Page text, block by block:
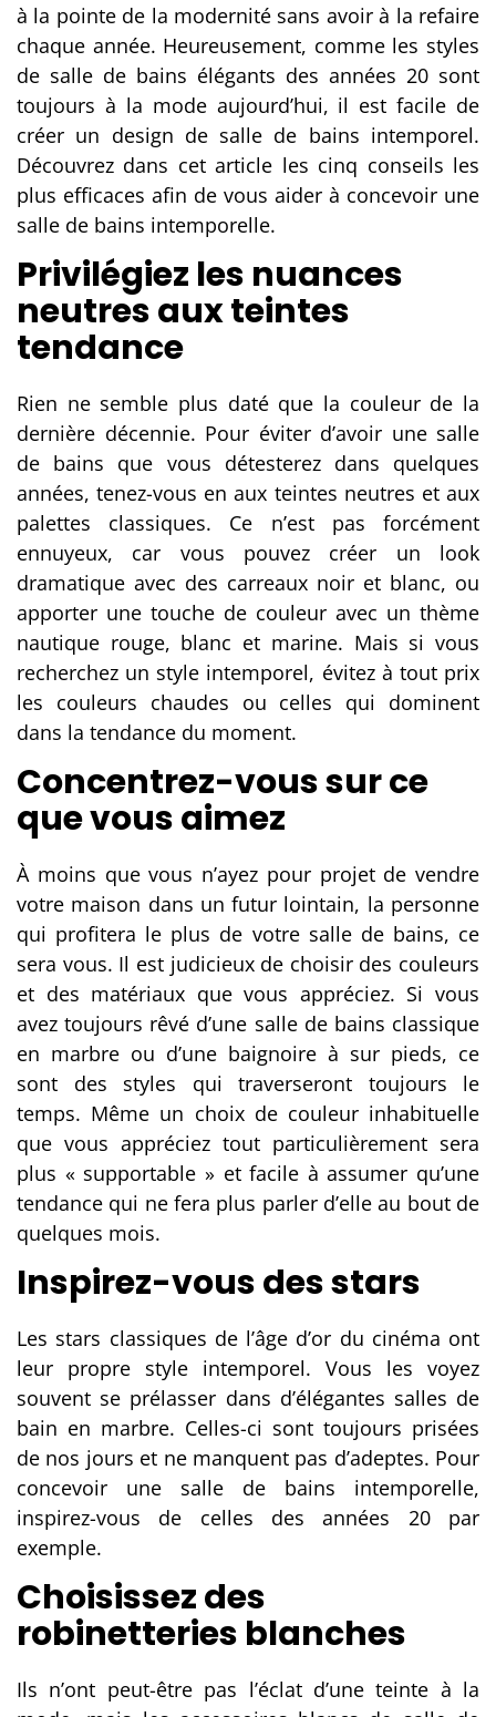
à la pointe de la modernité sans avoir à la refaire
chaque année. Heureusement, comme les styles
de salle de bains élégants des années 20 sont
toujours à la mode aujourd’hui, il est facile de
créer un design de salle de bains intemporel.
Découvrez dans cet article les cinq conseils les
plus efficaces afin de vous aider à concevoir une
salle de bains intemporelle.
Privilégiez les nuances
neutres aux teintes
tendance
Rien ne semble plus daté que la couleur de la
dernière décennie. Pour éviter d’avoir une salle
de bains que vous détesterez dans quelques
années, tenez-vous en aux teintes neutres et aux
palettes classiques. Ce n’est pas forcément
ennuyeux, car vous pouvez créer un look
dramatique avec des carreaux noir et blanc, ou
apporter une touche de couleur avec un thème
nautique rouge, blanc et marine. Mais si vous
recherchez un style intemporel, évitez à tout prix
les couleurs chaudes ou celles qui dominent
dans la tendance du moment.
Concentrez-vous sur ce
que vous aimez
À moins que vous n’ayez pour projet de vendre
votre maison dans un futur lointain, la personne
qui profitera le plus de votre salle de bains, ce
sera vous. Il est judicieux de choisir des couleurs
et des matériaux que vous appréciez. Si vous
avez toujours rêvé d’une salle de bains classique
en marbre ou d’une baignoire à sur pieds, ce
sont des styles qui traverseront toujours le
temps. Même un choix de couleur inhabituelle
que vous appréciez tout particulièrement sera
plus « supportable » et facile à assumer qu’une
tendance qui ne fera plus parler d’elle au bout de
quelques mois.
Inspirez-vous des stars
Les stars classiques de l’âge d’or du cinéma ont
leur propre style intemporel. Vous les voyez
souvent se prélasser dans d’élégantes salles de
bain en marbre. Celles-ci sont toujours prisées
de nos jours et ne manquent pas d’adeptes. Pour
concevoir une salle de bains intemporelle,
inspirez-vous de celles des années 20 par
exemple.
Choisissez des
robinetteries blanches
Ils n’ont peut-être pas l’éclat d’une teinte à la